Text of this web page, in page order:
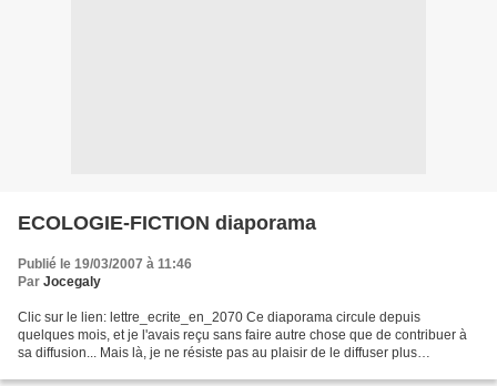
ECOLOGIE-FICTION diaporama
Publié le 19/03/2007 à 11:46
Par Jocegaly
Clic sur le lien: lettre_ecrite_en_2070 Ce diaporama circule depuis
quelques mois, et je l'avais reçu sans faire autre chose que de contribuer à
sa diffusion... Mais là, je ne résiste pas au plaisir de le diffuser plus